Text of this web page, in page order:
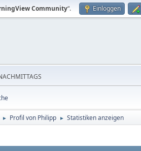
Community“. Einloggen
► Profil von Philipp ► Statistiken anzeigen